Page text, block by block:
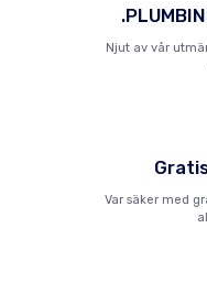
Njut av vår
Var säker med